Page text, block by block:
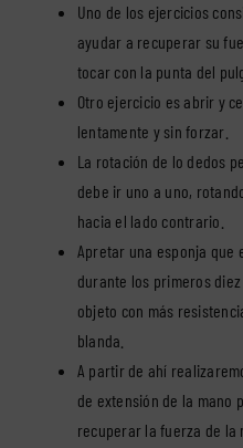
Uno de los ejercicios
ayudar a recuperar su
tocar con la punta del
Otro ejercicio es abrir y
lentamente y sin forzar.
La rotación de lo dedos
debe ir uno a uno,
hacia el lado contrario.
Apretar una esponja que
durante los primeros
objeto con más
blanda.
A partir de ahí
de extensión de la mano
recuperar la fuerza de la